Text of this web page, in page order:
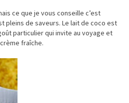
ce que je vous conseille c’est
pleins de saveurs. Le lait de coco est
particulier qui invite au voyage et
fraîche.